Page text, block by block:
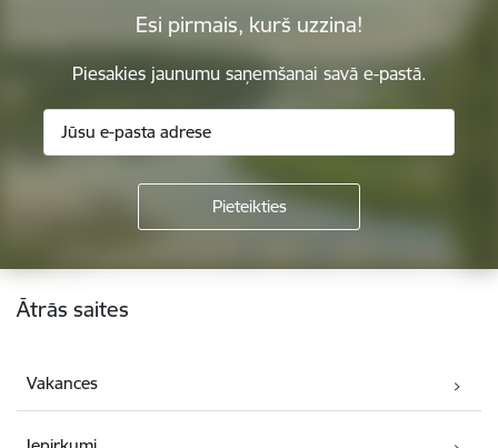
Esi pirmais, kurš uzzina!
Piesakies jaunumu saņemšanai savā e-pastā.
Kājene
Ātrās saites
Vakances